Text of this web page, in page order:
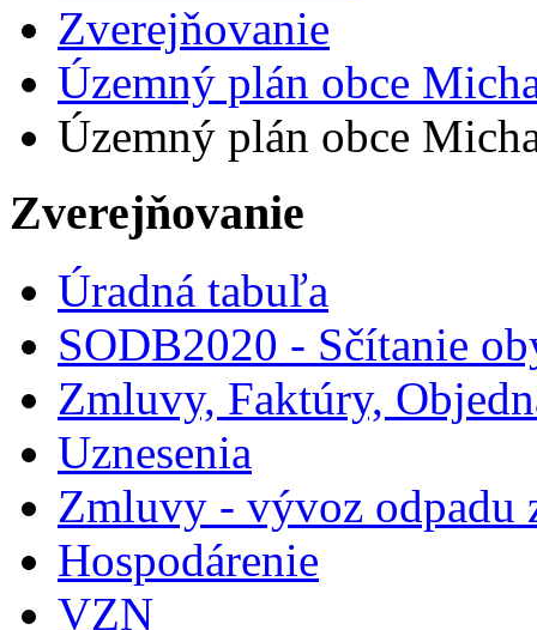
Zverejňovanie
Územný plán obce
Územný plán obce
Zverejňovanie
Úradná tabuľa
SODB2020 - Sčítanie
Zmluvy, Faktúry,
Uznesenia
Zmluvy - vývoz odpadu
Hospodárenie
VZN